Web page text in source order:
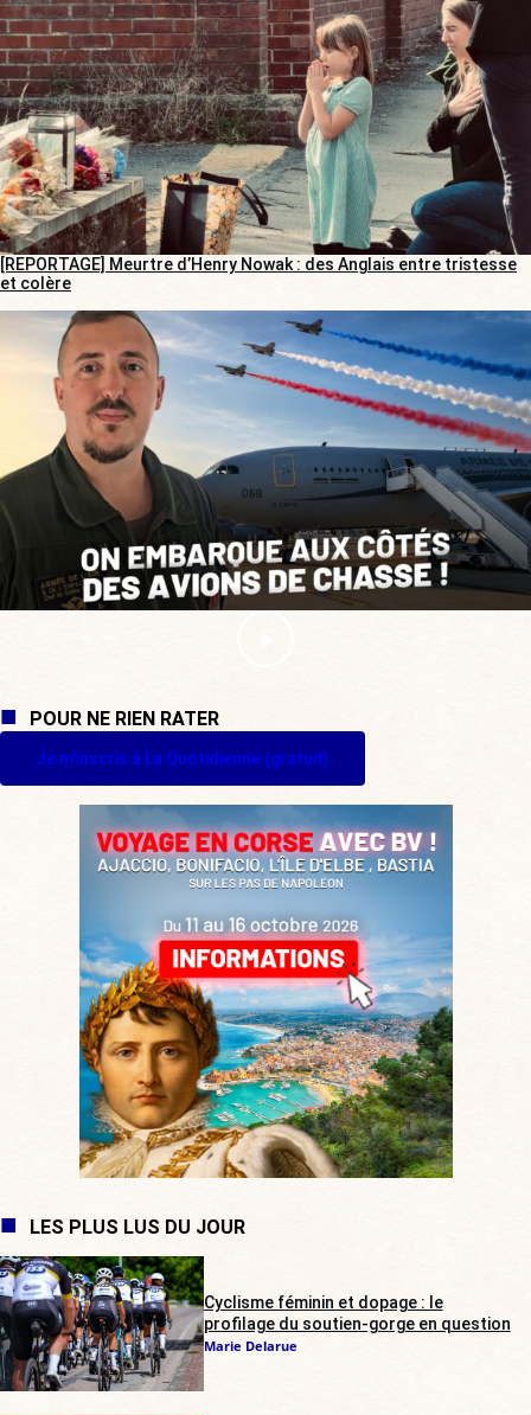
[REPORTAGE] Meurtre d’Henry Nowak : des Anglais entre tristesse
et colère
POUR NE RIEN RATER
Je m'inscris à La Quotidienne (gratuit)
LES PLUS LUS DU JOUR
Cyclisme féminin et dopage : le
profilage du soutien-gorge en question
Marie Delarue